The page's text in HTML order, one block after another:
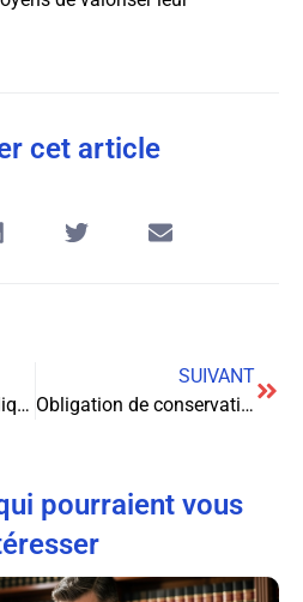
cet article
La responsabilité juridique des concessionnaires face à la revente de véhicules volés
SUIVANT
Obligation de conservation et durée légale des comptes rendus
pourraient vous